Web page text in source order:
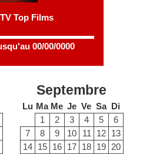
Top Films
00/00/0000
Septembre
Lu Ma Me Je Ve Sa Di
1
2 3 4 5
6
7
8 9 10 11 12 13
14 15 16 17 18 19 20